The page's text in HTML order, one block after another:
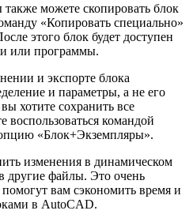
можете скопировать блок
«Копировать специально»
этого блок будет доступен
или программы.
и экспорте блока
и параметры, а не его
хотите сохранить все
командой
«Блок+Экземпляры».
изменения в динамическом
другие файлы. Это очень
вам сэкономить время и
в AutoCAD.